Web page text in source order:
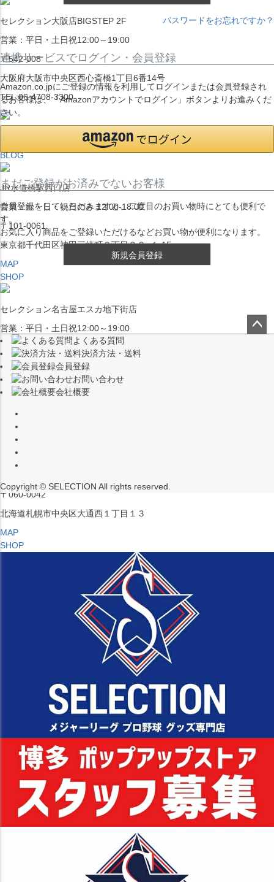
セレクション大阪店BIGSTEP 2F
営業：平日・土日祝12:00～19:00
〒542-008
大阪府大阪市中央区西心斎橋1丁目6番14号
TEL:06-4708-3300
MAP
BLOG
JR水道橋駅西口店
営業：土・日・祝日のみ 12:00-18:00
〒101-0061
東京都千代田区神田三崎町２丁目２２−１ 1F
MAP
SHOP
セレクション名古屋エスカ地下街店
営業：平日・土日祝12:00～19:00
（※15:00～16:00はメンテナンスのためクローズ）
〒453-0015
愛知県名古屋市中村区椿町６−９先
MAP
SHOP
セレクション ポップアップストア 札幌 ル・トロワ店
営業：平日・土日祝12:00～19:00
〒060-0042
北海道札幌市中央区大通西１丁目１３
MAP
SHOP
パスワードをお忘れですか？
連携サービスでログイン・会員登録
Amazon.co.jpにご登録の情報を利用してログインまたは会員登録され
るお客様は、「Amazonアカウントでログイン」ボタンよりお進みくだ
さい。
まだご登録がお済みでないお客様
会員登録をしていただきますと、二度目のお買い物時にとても便利で
す。
お気に入り商品をご登録いただけるなどお買い物が便利になります。
新規会員登録
よくある質問
決済方法・送料
会員登録
お問い合わせ
会社概要
Copyright © SELECTION All rights reserved.